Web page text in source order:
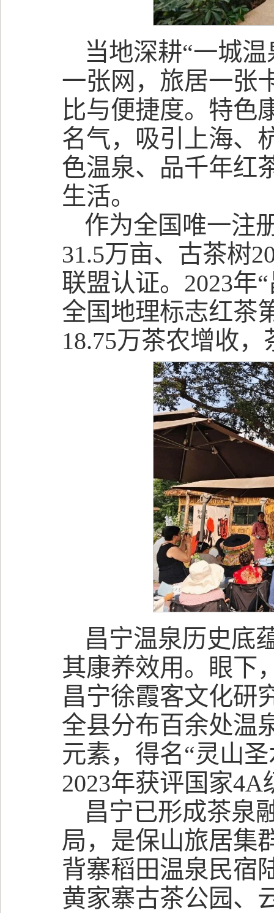
当地深耕“一城
一张网，旅居一张
比与便捷度。特色
名气，吸引上海、
色温泉、品千年红
生活。
作为全国唯一注
31.5万亩、古茶树
联盟认证。2023年
全国地理标志红茶
18.75万茶农增收
昌宁温泉历史底
其康养效用。眼下
昌宁徐霞客文化研
全县分布百余处温
元素，得名“灵山
2023年获评国家
昌宁已形成茶泉
局，是保山旅居集
背寨稻田温泉民宿
黄家寨古茶公园、